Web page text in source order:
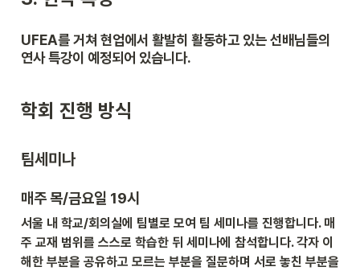
UFEA를 거쳐 현업에서 활발히 활동하고 있는 선배님들의
연사 특강이 예정되어 있습니다.
학회 진행 방식
팀세미나
매주 목/금요일 19시
서울 내 학교/회의실에 팀별로 모여 팀 세미나를 진행합니다. 매
주 교재 범위를 스스로 학습한 뒤 세미나에 참석합니다. 각자 이
해한 부분을 공유하고 모르는 부분을 질문하며 서로 놓친 부분을